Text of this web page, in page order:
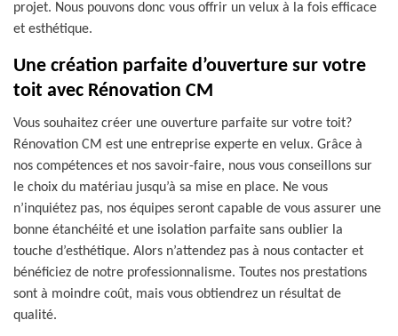
projet. Nous pouvons donc vous offrir un velux à la fois efficace
et esthétique.
Une création parfaite d’ouverture sur votre
toit avec Rénovation CM
Vous souhaitez créer une ouverture parfaite sur votre toit?
Rénovation CM est une entreprise experte en velux. Grâce à
nos compétences et nos savoir-faire, nous vous conseillons sur
le choix du matériau jusqu’à sa mise en place. Ne vous
n’inquiétez pas, nos équipes seront capable de vous assurer une
bonne étanchéité et une isolation parfaite sans oublier la
touche d’esthétique. Alors n’attendez pas à nous contacter et
bénéficiez de notre professionnalisme. Toutes nos prestations
sont à moindre coût, mais vous obtiendrez un résultat de
qualité.